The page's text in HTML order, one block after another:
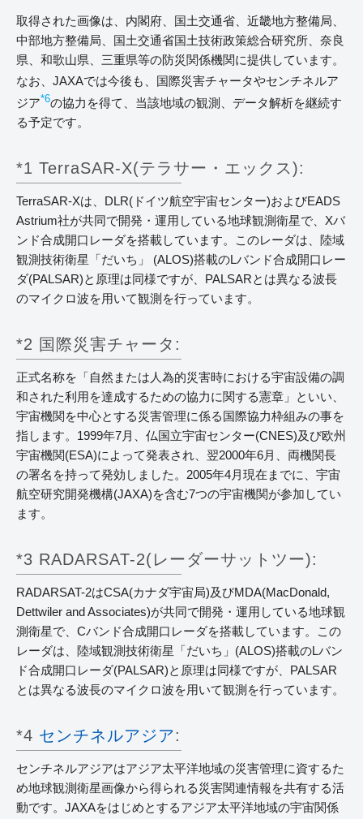
取得された画像は、内閣府、国土交通省、近畿地方整備局、
中部地方整備局、国土交通省国土技術政策総合研究所、奈良
県、和歌山県、三重県等の防災関係機関に提供しています。
なお、JAXAでは今後も、国際災害チャータやセンチネルア
ジア*6の協力を得て、当該地域の観測、データ解析を継続す
る予定です。
*1 TerraSAR-X(テラサー・エックス):
TerraSAR-Xは、DLR(ドイツ航空宇宙センター)およびEADS
Astrium社が共同で開発・運用している地球観測衛星で、Xバ
ンド合成開口レーダを搭載しています。このレーダは、陸域
観測技術衛星「だいち」 (ALOS)搭載のLバンド合成開口レー
ダ(PALSAR)と原理は同様ですが、PALSARとは異なる波長
のマイクロ波を用いて観測を行っています。
*2 国際災害チャータ:
正式名称を「自然または人為的災害時における宇宙設備の調
和された利用を達成するための協力に関する憲章」といい、
宇宙機関を中心とする災害管理に係る国際協力枠組みの事を
指します。1999年7月、仏国立宇宙センター(CNES)及び欧州
宇宙機関(ESA)によって発表され、翌2000年6月、両機関長
の署名を持って発効しました。2005年4月現在までに、宇宙
航空研究開発機構(JAXA)を含む7つの宇宙機関が参加してい
ます。
*3 RADARSAT-2(レーダーサットツー):
RADARSAT-2はCSA(カナダ宇宙局)及びMDA(MacDonald,
Dettwiler and Associates)が共同で開発・運用している地球観
測衛星で、Cバンド合成開口レーダを搭載しています。この
レーダは、陸域観測技術衛星「だいち」(ALOS)搭載のLバン
ド合成開口レーダ(PALSAR)と原理は同様ですが、PALSAR
とは異なる波長のマイクロ波を用いて観測を行っています。
*4 センチネルアジア:
センチネルアジアはアジア太平洋地域の災害管理に資するた
め地球観測衛星画像から得られる災害関連情報を共有する活
動です。JAXAをはじめとするアジア太平洋地域の宇宙関係